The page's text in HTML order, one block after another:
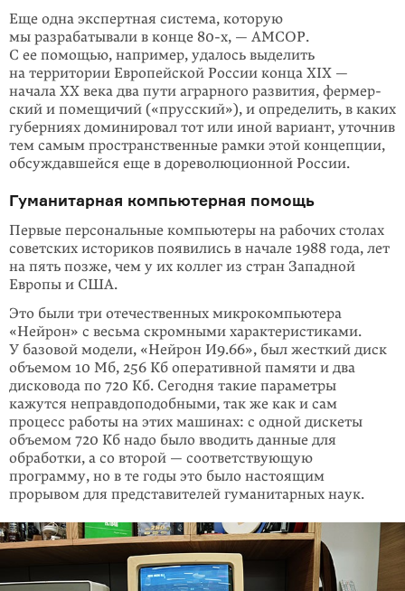
Еще одна экспертная система, которую
мы разрабатывали в конце 80-х, — АМСОР.
С ее помощью, например, удалось выделить
на территории Европей­ской России конца XIX —
начала XX века два пути аграрного развития, фермер­
ский и помещичий («прусский»), и определить, в каких
губерниях домини­ровал тот или иной вариант, уточнив
тем самым пространственные рамки этой концепции,
обсуждавшейся еще в дореволюционной России.
Гуманитарная компьютерная помощь
Первые персональные компьютеры на рабочих столах
советских историков появились в начале 1988 года, лет
на пять позже, чем у их коллег из стран Западной
Европы и США.
Это были три отечественных микрокомпьютера
«Нейрон» с весьма скромными характеристиками.
У базовой модели, «Нейрон И9.66», был жесткий диск
объемом 10 Мб, 256 Кб оперативной памяти и два
дисковода по 720 Кб. Сегодня такие параметры
кажутся неправдоподобными, так же как и сам
процесс работы на этих машинах: с одной дискеты
объемом 720 Кб надо было вводить данные для
обработки, а со второй — соответствующую
программу, но в те годы это было настоящим
прорывом для представителей гуманитарных наук.